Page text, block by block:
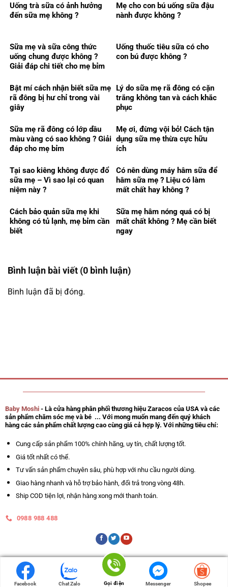
Uống trà sữa có ảnh hưởng
đến sữa mẹ không ?
Mẹ cho con bú uống sữa đậu
nành được không ?
Sữa mẹ và sữa công thức
uống chung được không ?
Giải đáp chi tiết cho mẹ bỉm
Uống thuốc tiêu sữa có cho
con bú được không ?
Bật mí cách nhận biết sữa mẹ
rã đông bị hư chỉ trong vài
giây
Lý do sữa mẹ rã đông có cặn
trắng không tan và cách khắc
phục
Sữa mẹ rã đông có lớp dầu
màu vàng có sao không ? Giải
đáp cho mẹ bỉm
Mẹ ơi, đừng vội bỏ! Cách tận
dụng sữa mẹ thừa cực hữu
ích
Tại sao kiêng không được đổ
sữa mẹ – Vì sao lại có quan
niệm này ?
Có nên dùng máy hâm sữa để
hâm sữa mẹ ? Liệu có làm
mất chất hay không ?
Cách bảo quản sữa mẹ khi
không có tủ lạnh, mẹ bỉm cần
biết
Sữa mẹ hâm nóng quá có bị
mất chất không ? Mẹ cần biết
ngay
Bình luận bài viết (0 bình luận)
Bình luận đã bị đóng.
Baby Moshi- Là cửa hàng phân phối thương hiệu Zaracos của USA và các
sản phẩm chăm sóc mẹ và bé ... Với mong muốn mang đến quý khách
hàng các sản phẩm chất lượng cao cùng giá cả hợp lý. Với những tiêu chí:
Cung cấp sản phẩm 100% chính hãng, uy tín, chất lượng tốt.
Giá tốt nhất có thể.
Tư vấn sản phẩm chuyên sâu, phù hợp với nhu cầu người dùng.
Giao hàng nhanh và hỗ trợ bảo hành, đổi trả trong vòng 48h.
Ship COD tiện lợi, nhận hàng xong mới thanh toán.
0988 988 488
Facebook Chat Zalo Gọi điện Messenger Shopee
Facebook Chat Zalo Gọi điện Messenger Shopee